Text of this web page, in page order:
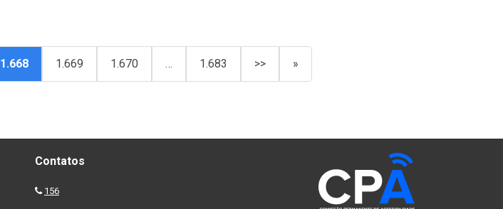
1.668 1.669 1.670 … 1.683 >> »
Contatos
156